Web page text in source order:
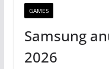
GAMES
Samsung
2026